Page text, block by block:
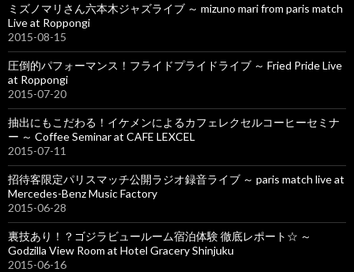
ミズノマリさん六本木ジャズライブ ～ mizuno mari from paris match
Live at Roppongi
2015-08-15
圧倒的パフォーマンス！フライドプライドライブ ～ Fried Pride Live
at Roppongi
2015-07-20
抽出にもこだわる！イケメンによるカフェレクセルコーヒーセミナ
ー ～ Coffee Seminar at CAFE LEXCEL
2015-07-11
招待客限定パリスマッチ公開ラジオ録音ライブ ～ paris match live at
Mercedes-Benz Music Factory
2015-06-28
裏技あり！？ゴジラビュールーム宿泊体験 徹底レポート☆ ～
Godzilla View Room at Hotel Gracery Shinjuku
2015-06-16